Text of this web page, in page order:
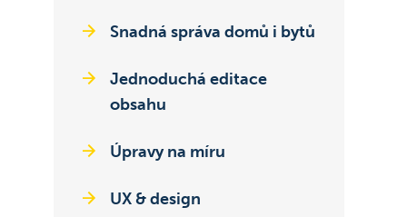
Snadná správa domů i bytů
Jednoduchá editace
obsahu
Úpravy na míru
UX & design